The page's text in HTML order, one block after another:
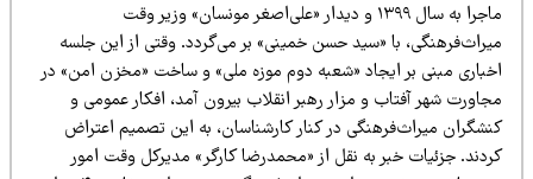
ماجرا به سال ۱۳۹۹ و دیدار «علی‌اصغر مونسان» وزیر وقت
با «سید حسن خمینی» بر می‌گردد. وقتی از این جلسه
مبنی بر ایجاد «شعبه دوم موزه ملی» و ساخت «مخزن امن» در
شهر آفتاب و مزار رهبر انقلاب بیرون آمد، افکار عمومی و
میراث‌فرهنگی در کنار کارشناسان، به این تصمیم اعتراض
جزئیات خبر به نقل از «محمدرضا کارگر» مدیرکل وقت امور